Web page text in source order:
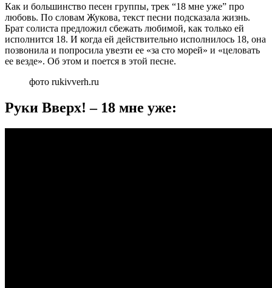
Как и большинство песен группы, трек “18 мне уже” про
любовь. По словам Жукова, текст песни подсказала жизнь.
Брат солиста предложил сбежать любимой, как только ей
исполнится 18. И когда ей действительно исполнилось 18, она
позвонила и попросила увезти ее «за сто морей» и «целовать
ее везде». Об этом и поется в этой песне.
фото rukivverh.ru
Руки Вверх! – 18 мне уже: